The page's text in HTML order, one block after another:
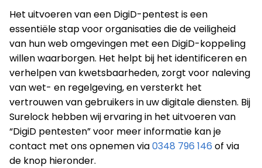
Het uitvoeren van een DigiD-pentest is een
essentiële stap voor organisaties die de veiligheid
van hun web omgevingen met een DigiD-koppeling
willen waarborgen. Het helpt bij het identificeren en
verhelpen van kwetsbaarheden, zorgt voor naleving
van wet- en regelgeving, en versterkt het
vertrouwen van gebruikers in uw digitale diensten. Bij
Surelock hebben wij ervaring in het uitvoeren van
“DigiD pentesten” voor meer informatie kan je
contact met ons opnemen via0348 796 146 of via
de knop hieronder.